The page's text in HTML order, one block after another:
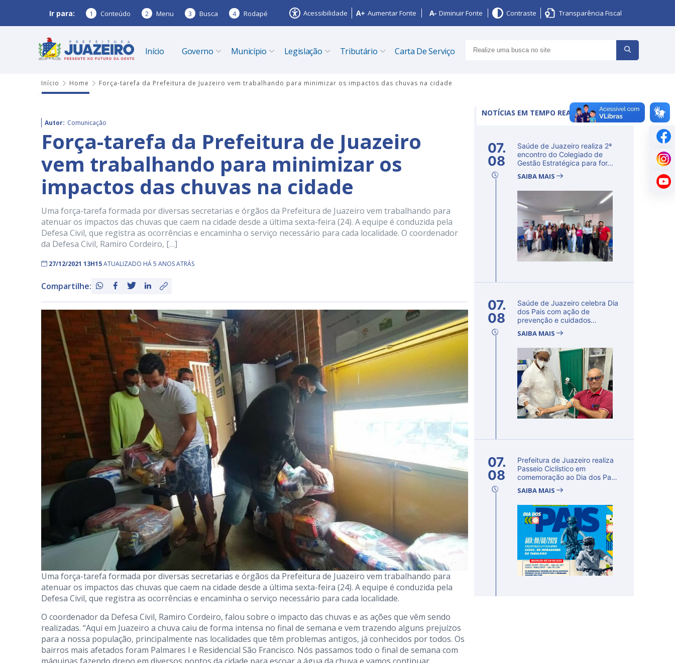
Ir para: 1 Conteúdo 2 Menu 3 Busca 4 Rodapé Acessibilidade Aumentar Fonte Diminuir Fonte Contraste Transparência Fiscal
Início Governo Município Legislação Tributário Carta De Serviço
Início Home Força-tarefa da Prefeitura de Juazeiro vem trabalhando para minimizar os impactos das chuvas na cidade
Autor: Comunicação
Força-tarefa da Prefeitura de Juazeiro
vem trabalhando para minimizar os
impactos das chuvas na cidade
Uma força-tarefa formada por diversas secretarias e órgãos da Prefeitura de Juazeiro vem trabalhando para
atenuar os impactos das chuvas que caem na cidade desde a última sexta-feira (24). A equipe é conduzida pela
Defesa Civil, que registra as ocorrências e encaminha o serviço necessário para cada localidade. O coordenador
da Defesa Civil, Ramiro Cordeiro, […]
27/12/2021 13H15ATUALIZADO HÁ 5 ANOS ATRÁS
Compartilhe:
Uma força-tarefa formada por diversas secretarias e órgãos da Prefeitura de Juazeiro vem trabalhando para
atenuar os impactos das chuvas que caem na cidade desde a última sexta-feira (24). A equipe é conduzida pela
Defesa Civil, que registra as ocorrências e encaminha o serviço necessário para cada localidade.
O coordenador da Defesa Civil, Ramiro Cordeiro, falou sobre o impacto das chuvas e as ações que vêm sendo
realizadas. “Aqui em Juazeiro a chuva caiu de forma intensa no final de semana e vem trazendo alguns prejuízos
para a nossa população, principalmente nas localidades que têm problemas antigos, já conhecidos por todos. Os
bairros mais afetados foram Palmares I e Residencial São Francisco. Nós passamos todo o final de semana com
NOTÍCIAS EM TEMPO REAL
07.
08
Saúde de Juazeiro realiza 2ª
encontro do Colegiado de
Gestão Estratégica para for...
SAIBA MAIS
07.
08
Saúde de Juazeiro celebra Dia
dos Pais com ação de
prevenção e cuidados
SAIBA MAIS
07.
08
Prefeitura de Juazeiro realiza
Passeio Ciclístico em
comemoração ao Dia dos Pais
SAIBA MAIS